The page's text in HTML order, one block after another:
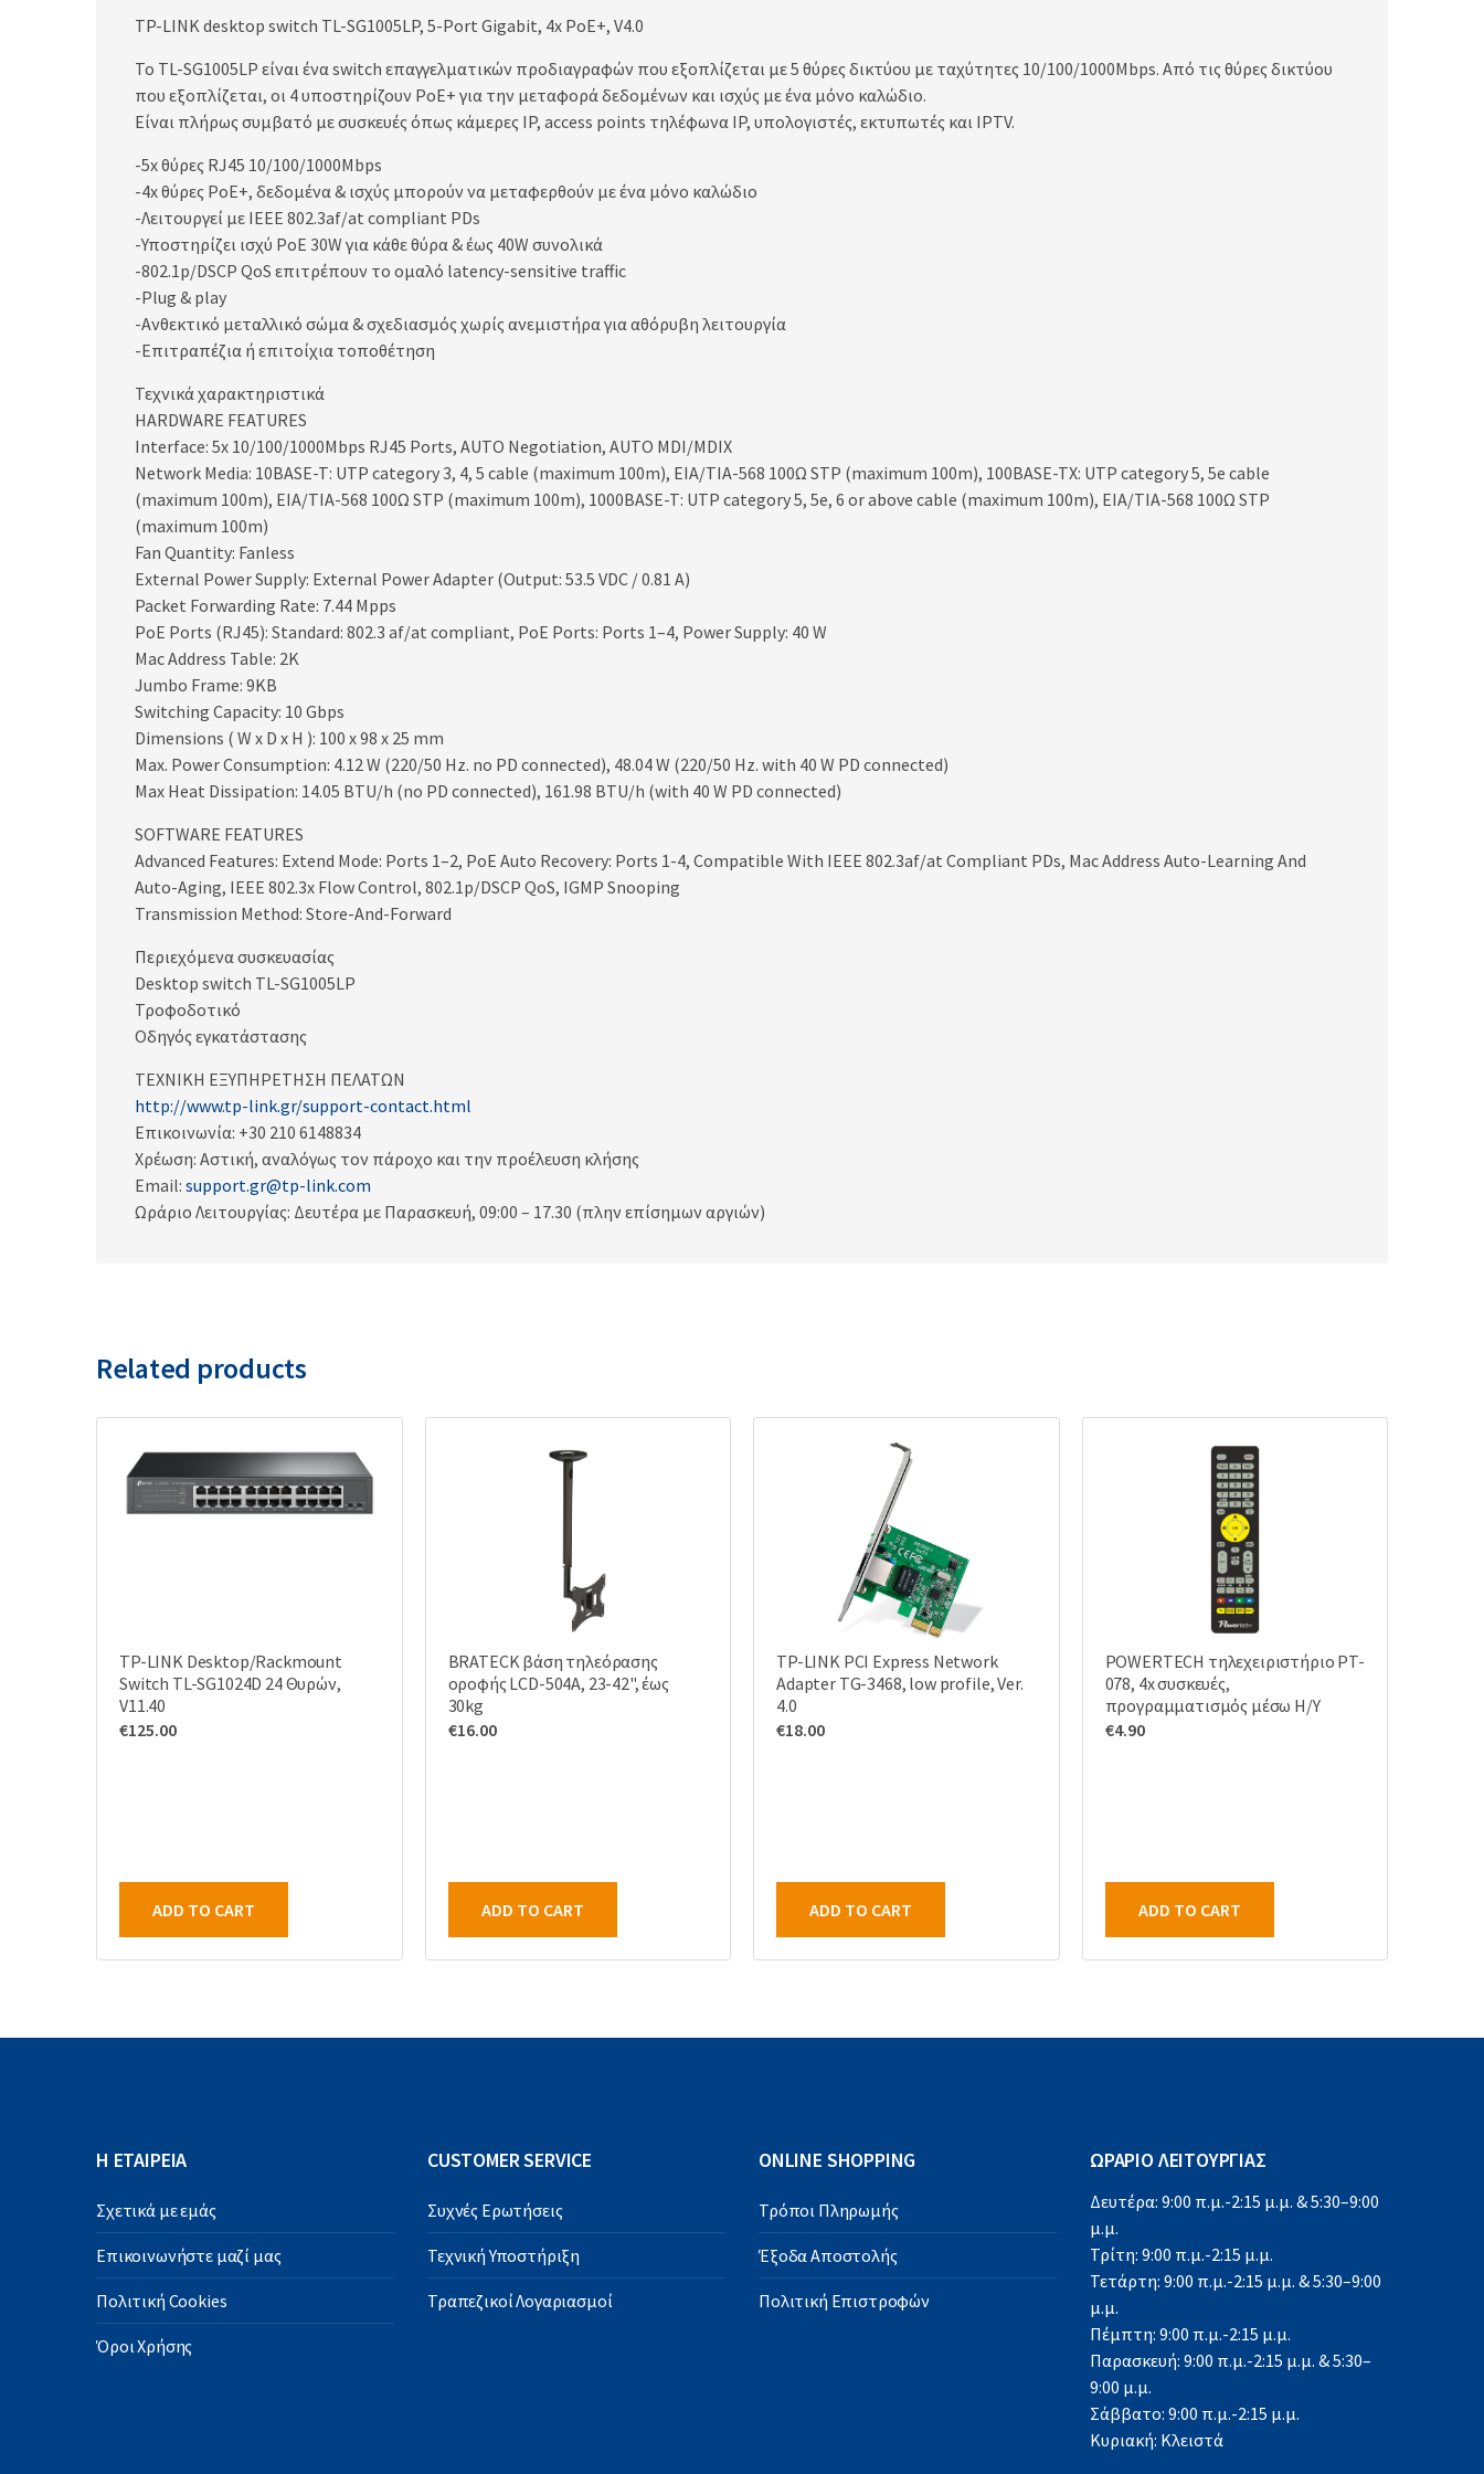
TP-LINK desktop switch TL-SG1005LP, 5-Port Gigabit, 4x PoE+, V4.0
Το TL-SG1005LP είναι ένα switch επαγγελματικών προδιαγραφών που εξοπλίζεται με 5 θύρες δικτύου με ταχύτητες 10/100/1000Mbps. Από τις θύρες δικτύου
που εξοπλίζεται, οι 4 υποστηρίζουν PoE+ για την μεταφορά δεδομένων και ισχύς με ένα μόνο καλώδιο.
Είναι πλήρως συμβατό με συσκευές όπως κάμερες IP, access points τηλέφωνα IP, υπολογιστές, εκτυπωτές και IPTV.
-5x θύρες RJ45 10/100/1000Mbps
-4x θύρες PoE+, δεδομένα & ισχύς μπορούν να μεταφερθούν με ένα μόνο καλώδιο
-Λειτουργεί με IEEE 802.3af/at compliant PDs
-Υποστηρίζει ισχύ PoE 30W για κάθε θύρα & έως 40W συνολικά
-802.1p/DSCP QoS επιτρέπουν το ομαλό latency-sensitive traffic
-Plug & play
-Ανθεκτικό μεταλλικό σώμα & σχεδιασμός χωρίς ανεμιστήρα για αθόρυβη λειτουργία
-Επιτραπέζια ή επιτοίχια τοποθέτηση
Τεχνικά χαρακτηριστικά
HARDWARE FEATURES
Interface: 5x 10/100/1000Mbps RJ45 Ports, AUTO Negotiation, AUTO MDI/MDIX
Network Media: 10BASE-T: UTP category 3, 4, 5 cable (maximum 100m), EIA/TIA-568 100Ω STP (maximum 100m), 100BASE-TX: UTP category 5, 5e cable
(maximum 100m), EIA/TIA-568 100Ω STP (maximum 100m), 1000BASE-T: UTP category 5, 5e, 6 or above cable (maximum 100m), EIA/TIA-568 100Ω STP
(maximum 100m)
Fan Quantity: Fanless
External Power Supply: External Power Adapter (Output: 53.5 VDC / 0.81 A)
Packet Forwarding Rate: 7.44 Mpps
PoE Ports (RJ45): Standard: 802.3 af/at compliant, PoE Ports: Ports 1–4, Power Supply: 40 W
Mac Address Table: 2K
Jumbo Frame: 9KB
Switching Capacity: 10 Gbps
Dimensions ( W x D x H ): 100 x 98 x 25 mm
Max. Power Consumption: 4.12 W (220/50 Hz. no PD connected), 48.04 W (220/50 Hz. with 40 W PD connected)
Max Heat Dissipation: 14.05 BTU/h (no PD connected), 161.98 BTU/h (with 40 W PD connected)
SOFTWARE FEATURES
Advanced Features: Extend Mode: Ports 1–2, PoE Auto Recovery: Ports 1-4, Compatible With IEEE 802.3af/at Compliant PDs, Mac Address Auto-Learning And
Auto-Aging, IEEE 802.3x Flow Control, 802.1p/DSCP QoS, IGMP Snooping
Transmission Method: Store-And-Forward
Περιεχόμενα συσκευασίας
Desktop switch TL-SG1005LP
Τροφοδοτικό
Οδηγός εγκατάστασης
ΤΕΧΝΙΚΗ ΕΞΥΠΗΡΕΤΗΣΗ ΠΕΛΑΤΩΝ
http://www.tp-link.gr/support-contact.html
Επικοινωνία: +30 210 6148834
Χρέωση: Αστική, αναλόγως τον πάροχο και την προέλευση κλήσης
Email: support.gr@tp-link.com
Ωράριο Λειτουργίας: Δευτέρα με Παρασκευή, 09:00 – 17.30 (πλην επίσημων αργιών)
Related products
TP-LINK Desktop/Rackmount
Switch TL-SG1024D 24 Θυρών,
V11.40
€125.00
ADD TO CART
BRATECK βάση τηλεόρασης
οροφής LCD-504A, 23-42", έως
30kg
€16.00
ADD TO CART
TP-LINK PCI Express Network
Adapter TG-3468, low profile, Ver.
4.0
€18.00
ADD TO CART
POWERTECH τηλεχειριστήριο PT-
078, 4x συσκευές,
προγραμματισμός μέσω Η/Υ
€4.90
ADD TO CART
Η ΕΤΑΙΡΕΙΑ
Σχετικά με εμάς
Επικοινωνήστε μαζί μας
Πολιτική Cookies
Όροι Χρήσης
CUSTOMER SERVICE
Συχνές Ερωτήσεις
Τεχνική Υποστήριξη
Τραπεζικοί Λογαριασμοί
ONLINE SHOPPING
Τρόποι Πληρωμής
Έξοδα Αποστολής
Πολιτική Επιστροφών
ΩΡΑΡΙΟ ΛΕΙΤΟΥΡΓΙΑΣ
Δευτέρα: 9:00 π.μ.-2:15 μ.μ. & 5:30–9:00
μ.μ.
Τρίτη: 9:00 π.μ.-2:15 μ.μ.
Τετάρτη: 9:00 π.μ.-2:15 μ.μ. & 5:30–9:00
μ.μ.
Πέμπτη: 9:00 π.μ.-2:15 μ.μ.
Παρασκευή: 9:00 π.μ.-2:15 μ.μ. & 5:30–
9:00 μ.μ.
Σάββατο: 9:00 π.μ.-2:15 μ.μ.
Κυριακή: Κλειστά